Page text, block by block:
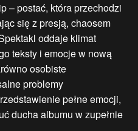
– postać, która przechodzi
się z presją, chaosem
oddaje klimat
teksty i emocje w nową
osobiste
problemy
pełne emocji,
ducha albumu w zupełnie